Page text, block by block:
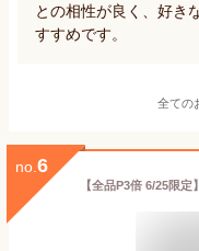
との相性が良く、好き
すすめです。
全ての
no. 6